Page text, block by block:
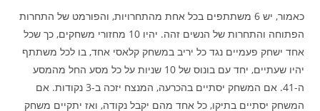
כאמור, יש 6 משתתפים בכל אחת מהתחרויות, והפורמט של התחרות
הפתוחה והתחרות של הנשים זהה. יהיו 10 מחזורי משחקים, כך שכל
אחד ישחק פעמיים נגד כל יריב במשחק קלאסי אחד, בו לכל משתתף
יהיו שעתיים, יחד עם בונוס של 10 שניות על כל מסע החל מהמסע
ה-41. אם המשחק יסתיים בהכרעה, המנצח יזכה ב-3 נקודות. אם
המשחק יסתיים בתיקו, כל אחד מהם יקבל נקודה, ואז יתקיים משחק